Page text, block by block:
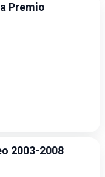
Premio
2003-2008